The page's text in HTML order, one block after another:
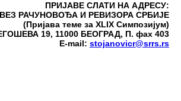
ПРИЈАВЕ СЛАТИ НА АДРЕСУ:
РАЧУНОВОЂА И РЕВИЗОРА СРБИЈЕ
(Пријава теме за XLIX Симпозијум)
19, 11000 БЕОГРАД, П. фах 403
E-mail: stojanovicr@srrs.rs